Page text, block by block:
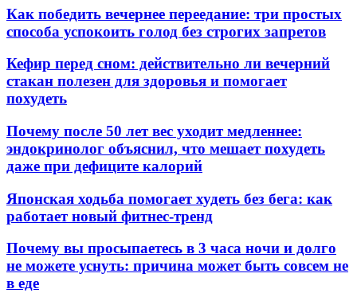
Как победить вечернее переедание: три простых
способа успокоить голод без строгих запретов
Кефир перед сном: действительно ли вечерний
стакан полезен для здоровья и помогает
похудеть
Почему после 50 лет вес уходит медленнее:
эндокринолог объяснил, что мешает похудеть
даже при дефиците калорий
Японская ходьба помогает худеть без бега: как
работает новый фитнес-тренд
Почему вы просыпаетесь в 3 часа ночи и долго
не можете уснуть: причина может быть совсем не
в еде